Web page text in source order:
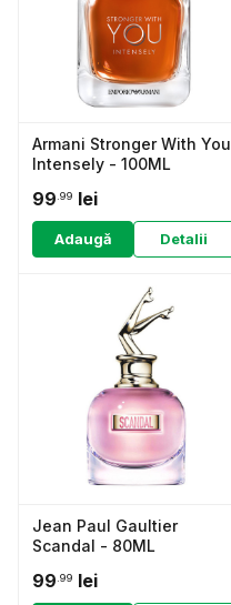
Armani Stronger With You
Intensely - 100ML
99 .99 lei
Adaugă Detalii
Jean Paul Gaultier
Scandal - 80ML
99 .99 lei